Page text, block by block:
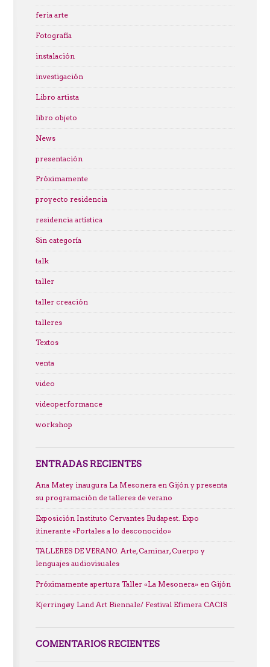
feria arte
Fotografía
instalación
investigación
Libro artista
libro objeto
News
presentación
Próximamente
proyecto residencia
residencia artística
Sin categoría
talk
taller
taller creación
talleres
Textos
venta
video
videoperformance
workshop
ENTRADAS RECIENTES
Ana Matey inaugura La Mesonera en Gijón y presenta
su programación de talleres de verano
Exposición Instituto Cervantes Budapest. Expo
itinerante «Portales a lo desconocido»
TALLERES DE VERANO. Arte, Caminar, Cuerpo y
lenguajes audiovisuales
Próximamente apertura Taller «La Mesonera» en Gijón
Kjerringøy Land Art Biennale/ Festival Efimera CACIS
COMENTARIOS RECIENTES